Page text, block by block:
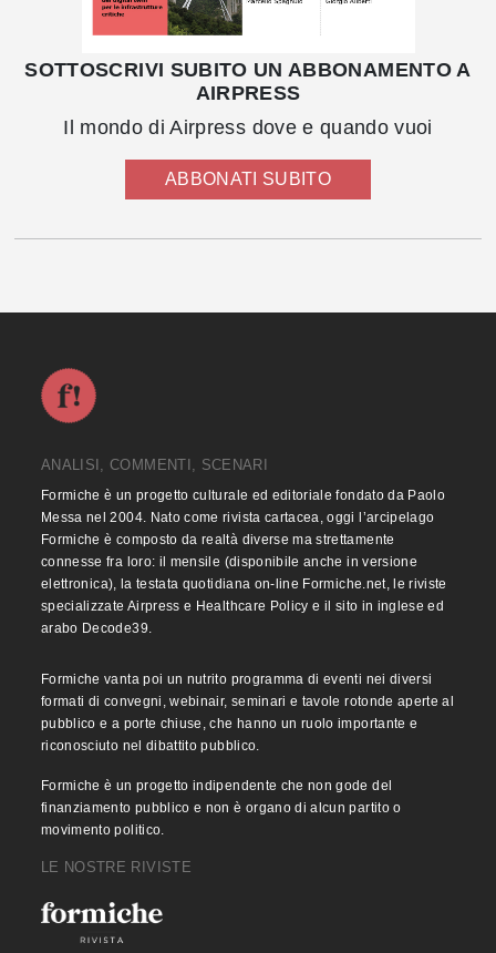
SOTTOSCRIVI SUBITO UN ABBONAMENTO A
AIRPRESS
Il mondo di Airpress dove e quando vuoi
ABBONATI SUBITO
ANALISI, COMMENTI, SCENARI
Formiche è un progetto culturale ed editoriale fondato da Paolo
Messa nel 2004. Nato come rivista cartacea, oggi l’arcipelago
Formiche è composto da realtà diverse ma strettamente
connesse fra loro: il mensile (disponibile anche in versione
elettronica), la testata quotidiana on-line Formiche.net, le riviste
specializzate Airpress e Healthcare Policy e il sito in inglese ed
arabo Decode39.
Formiche vanta poi un nutrito programma di eventi nei diversi
formati di convegni, webinair, seminari e tavole rotonde aperte al
pubblico e a porte chiuse, che hanno un ruolo importante e
riconosciuto nel dibattito pubblico.
Formiche è un progetto indipendente che non gode del
finanziamento pubblico e non è organo di alcun partito o
movimento politico.
LE NOSTRE RIVISTE